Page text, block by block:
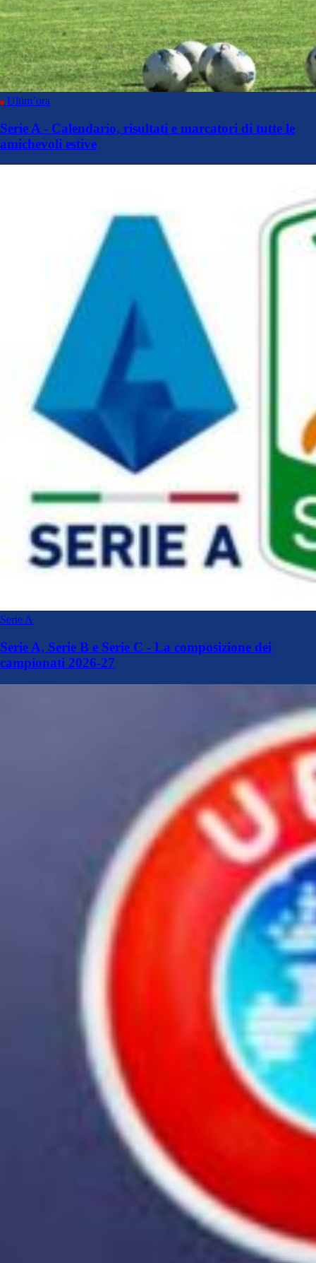
Ultim’ora
Serie A - Calendario, risultati e marcatori di tutte le
amichevoli estive
Serie A
Serie A, Serie B e Serie C - La composizione dei
campionati 2026-27